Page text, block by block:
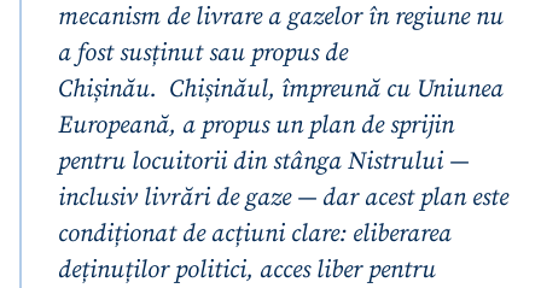
mecanism de livrare a gazelor în regiune nu
a fost susținut sau propus de
Chișinău. Chișinăul, împreună cu Uniunea
Europeană, a propus un plan de sprijin
pentru locuitorii din stânga Nistrului —
inclusiv livrări de gaze — dar acest plan este
condiționat de acțiuni clare: eliberarea
deținuților politici, acces liber pentru